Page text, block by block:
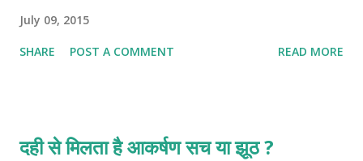
July 09, 2015
SHARE POST A COMMENT READ MORE
दही से मिलता है आकर्षण सच या झूठ ?